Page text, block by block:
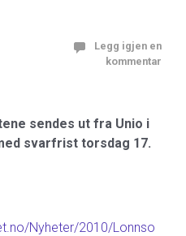
Legg igjen en
kommentar
sendes ut fra Unio i
svarfrist torsdag 17.
Nyheter/2010/Lonnso